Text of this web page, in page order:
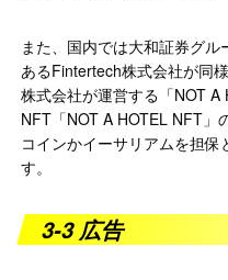
また、国内では大和証券グ
あるFintertech株式会社が同
株式会社が運営する「NOT
NFT「NOT A HOTEL NFT」
コインかイーサリアムを担
す。
3-3 広告